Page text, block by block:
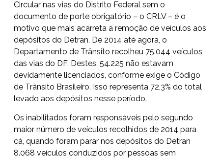
Circular nas vias do Distrito Federal sem o
documento de porte obrigatório – o CRLV – é o
motivo que mais acarreta a remoção de veículos aos
depósitos do Detran. De 2014 até agora, o
Departamento de Trânsito recolheu 75.044 veículos
das vias do DF. Destes, 54.225 não estavam
devidamente licenciados, conforme exige o Código
de Trânsito Brasileiro. Isso representa 72,3% do total
levado aos depósitos nesse período.
Os inabilitados foram responsáveis pelo segundo
maior número de veículos recolhidos de 2014 para
cá, quando foram parar nos depósitos do Detran
8.068 veículos conduzidos por pessoas sem